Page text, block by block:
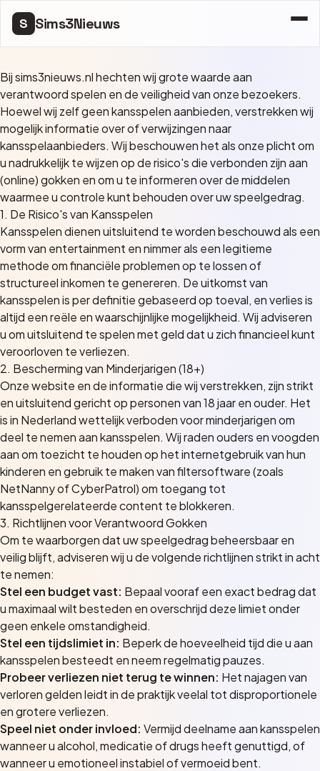
S Sims3Nieuws
Bij sims3nieuws.nl hechten wij grote waarde aan
verantwoord spelen en de veiligheid van onze bezoekers.
Hoewel wij zelf geen kansspelen aanbieden, verstrekken wij
mogelijk informatie over of verwijzingen naar
kansspelaanbieders. Wij beschouwen het als onze plicht om
u nadrukkelijk te wijzen op de risico's die verbonden zijn aan
(online) gokken en om u te informeren over de middelen
waarmee u controle kunt behouden over uw speelgedrag.
1. De Risico's van Kansspelen
Kansspelen dienen uitsluitend te worden beschouwd als een
vorm van entertainment en nimmer als een legitieme
methode om financiële problemen op te lossen of
structureel inkomen te genereren. De uitkomst van
kansspelen is per definitie gebaseerd op toeval, en verlies is
altijd een reële en waarschijnlijke mogelijkheid. Wij adviseren
u om uitsluitend te spelen met geld dat u zich financieel kunt
veroorloven te verliezen.
2. Bescherming van Minderjarigen (18+)
Onze website en de informatie die wij verstrekken, zijn strikt
en uitsluitend gericht op personen van 18 jaar en ouder. Het
is in Nederland wettelijk verboden voor minderjarigen om
deel te nemen aan kansspelen. Wij raden ouders en voogden
aan om toezicht te houden op het internetgebruik van hun
kinderen en gebruik te maken van filtersoftware (zoals
NetNanny of CyberPatrol) om toegang tot
kansspelgerelateerde content te blokkeren.
3. Richtlijnen voor Verantwoord Gokken
Om te waarborgen dat uw speelgedrag beheersbaar en
veilig blijft, adviseren wij u de volgende richtlijnen strikt in acht
te nemen:
Stel een budget vast: Bepaal vooraf een exact bedrag dat
u maximaal wilt besteden en overschrijd deze limiet onder
geen enkele omstandigheid.
Stel een tijdslimiet in: Beperk de hoeveelheid tijd die u aan
kansspelen besteedt en neem regelmatig pauzes.
Probeer verliezen niet terug te winnen: Het najagen van
verloren gelden leidt in de praktijk veelal tot disproportionele
en grotere verliezen.
Speel niet onder invloed: Vermijd deelname aan kansspelen
wanneer u alcohol, medicatie of drugs heeft genuttigd, of
wanneer u emotioneel instabiel of vermoeid bent.